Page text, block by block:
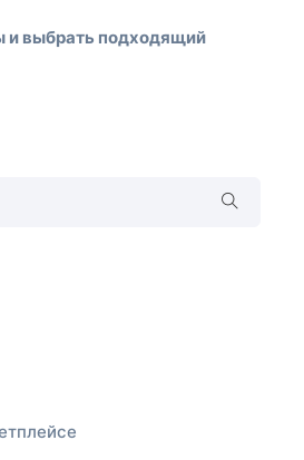
и выбрать подходящий